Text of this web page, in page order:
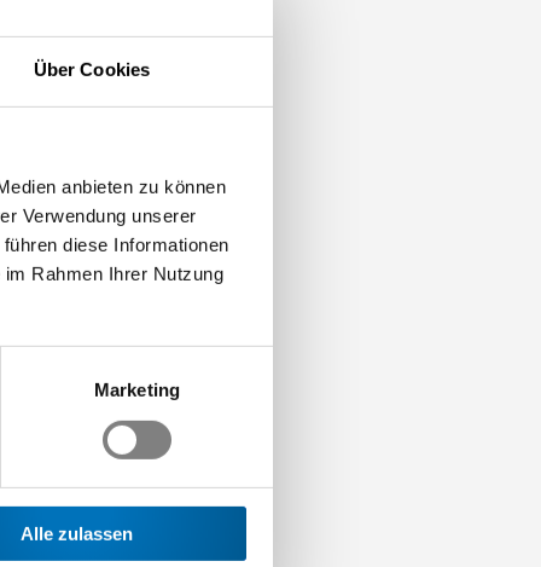
Über Cookies
anbieten zu können
Verwendung unserer
diese Informationen
Rahmen Ihrer Nutzung
Marketing
Alle zulassen
ist es, die Produkte
und selbst
Prozesse